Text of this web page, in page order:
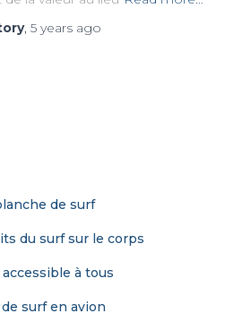
, 5 years ago
de surf
du surf sur le corps
à tous
surf en avion